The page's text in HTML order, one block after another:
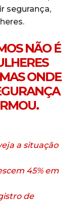
segurança,
NÃO É
ONDE
a situação
45% em
de